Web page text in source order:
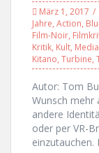
März 1, 2017
Jahre, Action,
Film-Noir,
Kritik, Kult,
Kitano, Turbine,
Autor: Tom
Wunsch mehr
andere
oder per VR-